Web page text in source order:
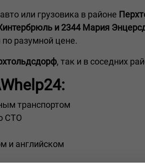
или грузовика в районе
и 2344 Мария
разумной цене.
, так и в соседних
транспортом
СТО
и английском